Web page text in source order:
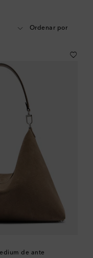
Ordenar por
de ante